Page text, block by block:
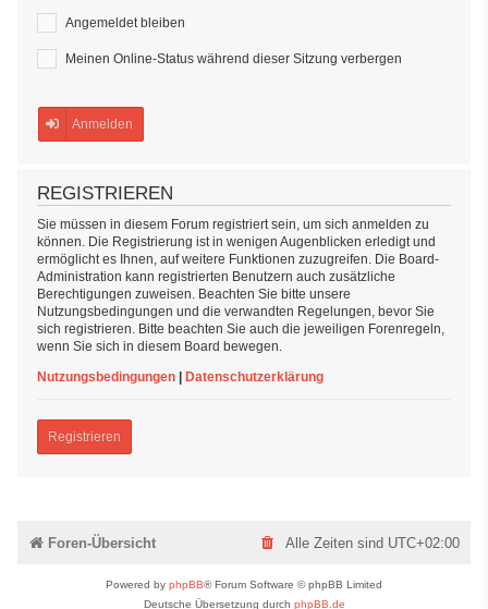
Angemeldet bleiben
Meinen Online-Status während dieser Sitzung verbergen
Anmelden
REGISTRIEREN
Sie müssen in diesem Forum registriert sein, um sich anmelden zu
können. Die Registrierung ist in wenigen Augenblicken erledigt und
ermöglicht es Ihnen, auf weitere Funktionen zuzugreifen. Die Board-
Administration kann registrierten Benutzern auch zusätzliche
Berechtigungen zuweisen. Beachten Sie bitte unsere
Nutzungsbedingungen und die verwandten Regelungen, bevor Sie
sich registrieren. Bitte beachten Sie auch die jeweiligen Forenregeln,
wenn Sie sich in diesem Board bewegen.
Nutzungsbedingungen | Datenschutzerklärung
Registrieren
Foren-Übersicht Alle Zeiten sind UTC+02:00
Powered by phpBB® Forum Software © phpBB Limited
Deutsche Übersetzung durch phpBB.de